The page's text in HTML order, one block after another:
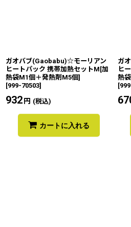
ガオバブ(Gaobabu)☆モーリアン
ヒートパック 携帯加熱セットM[加
熱袋M1個＋発熱剤M5個]
[999-70503]
932円 (税込)
カートに入れる
ガ
ヒ
熱
[